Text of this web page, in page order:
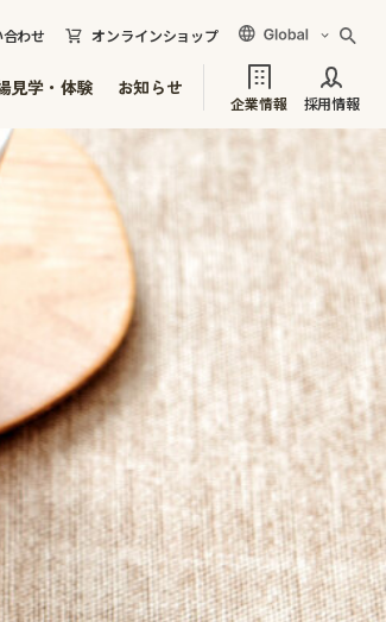
わせ オンラインショップ
見学・体験 お知らせ
企業情報 採用情報